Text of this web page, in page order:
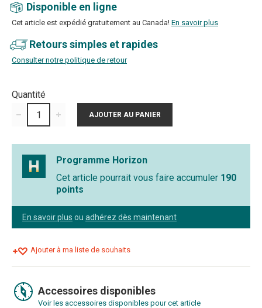
Disponible en ligne
Cet article est expédié gratuitement au Canada! En savoir plus
Retours simples et rapides
Consulter notre politique de retour
Quantité
Programme Horizon
Cet article pourrait vous faire accumuler 190
points
En savoir plus ou adhérez dès maintenant
Ajouter à ma liste de souhaits
Accessoires disponibles
Voir les accessoires disponibles pour cet article